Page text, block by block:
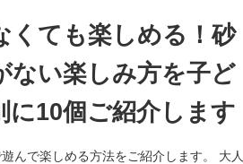
くても楽しめる！砂
ない楽しみ方を子ど
に10個ご紹介します
んで楽しめる方法をご紹介します。 大人